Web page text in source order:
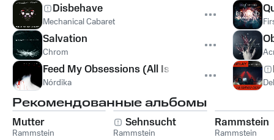
Disbehave
Mechanical Cabaret
Salvation
Chrom
Feed My Obsessions (All Is Justified)
Nórdika
Рекомендованные альбомы
Mutter
Rammstein
Sehnsucht
Rammstein
Rammstein
Rammstein